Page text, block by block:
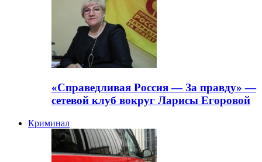
«Справедливая Россия — За правду» —
сетевой клуб вокруг Ларисы Егоровой
Криминал